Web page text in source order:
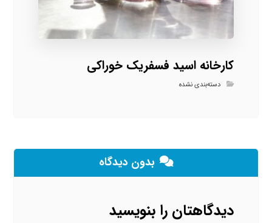
کارخانه اسید فسفریک خوراکی
دسته‌بندی نشده
بدون دیدگاه
دیدگاهتان را بنویسید